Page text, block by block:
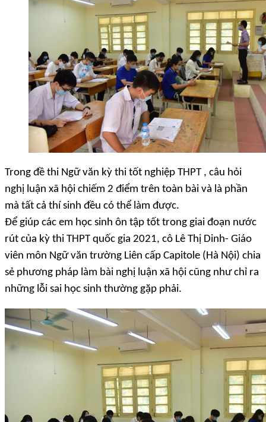
Trong đề thi Ngữ văn kỳ thi tốt nghiệp THPT , câu hỏi
nghị luận xã hội chiếm 2 điểm trên toàn bài và là phần
mà tất cả thí sinh đều có thể làm được.
Để giúp các em học sinh ôn tập tốt trong giai đoạn nước
rút của kỳ thi THPT quốc gia 2021, cô Lê Thị Dinh- Giáo
viên môn Ngữ văn trường Liên cấp Capitole (Hà Nội) chia
sẻ phương pháp làm bài nghị luận xã hội cũng như chỉ ra
những lỗi sai học sinh thường gặp phải.